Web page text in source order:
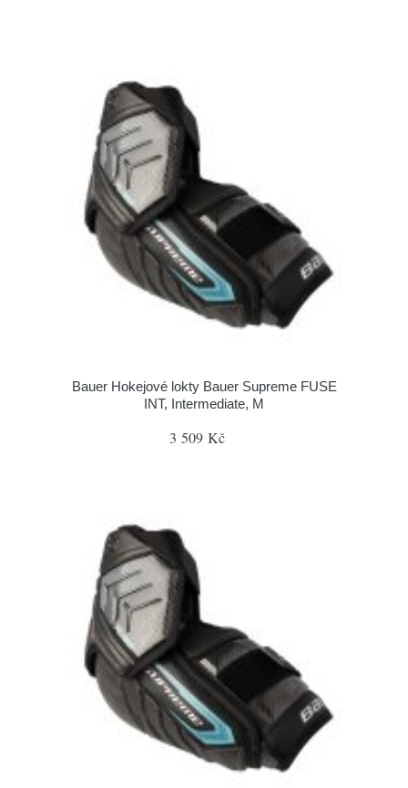
Bauer Hokejové lokty Bauer Supreme FUSE
INT, Intermediate, M
3 509 Kč